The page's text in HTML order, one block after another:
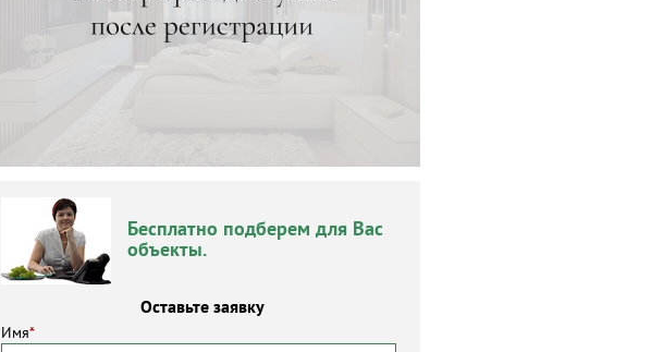
Бесплатно подберем для Вас
объекты.
Оставьте заявку
Имя*